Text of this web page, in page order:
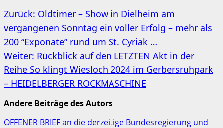
Beitragsnavigation
Zurück: Oldtimer – Show in Dielheim am
vergangenen Sonntag ein voller Erfolg – mehr als
200 “Exponate” rund um St. Cyriak …
Weiter: Rückblick auf den LETZTEN Akt in der
Reihe So klingt Wiesloch 2024 im Gerbersruhpark
– HEIDELBERGER ROCKMASCHINE
Andere Beiträge des Autors
OFFENER BRIEF an die derzeitige Bundesregierung und